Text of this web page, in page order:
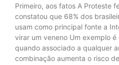
Primeiro, aos fatos A Proteste
constatou que 68% dos
usam como principal fonte a
virar um veneno Um exemplo
quando associado a qualquer
combinação aumenta o risco